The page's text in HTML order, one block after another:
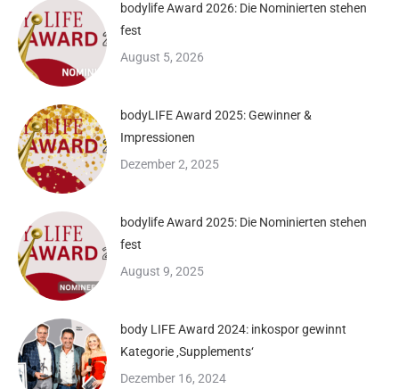
bodylife Award 2026: Die Nominierten stehen
fest
August 5, 2026
bodyLIFE Award 2025: Gewinner &
Impressionen
Dezember 2, 2025
bodylife Award 2025: Die Nominierten stehen
fest
August 9, 2025
body LIFE Award 2024: inkospor gewinnt
Kategorie ‚Supplements‘
Dezember 16, 2024